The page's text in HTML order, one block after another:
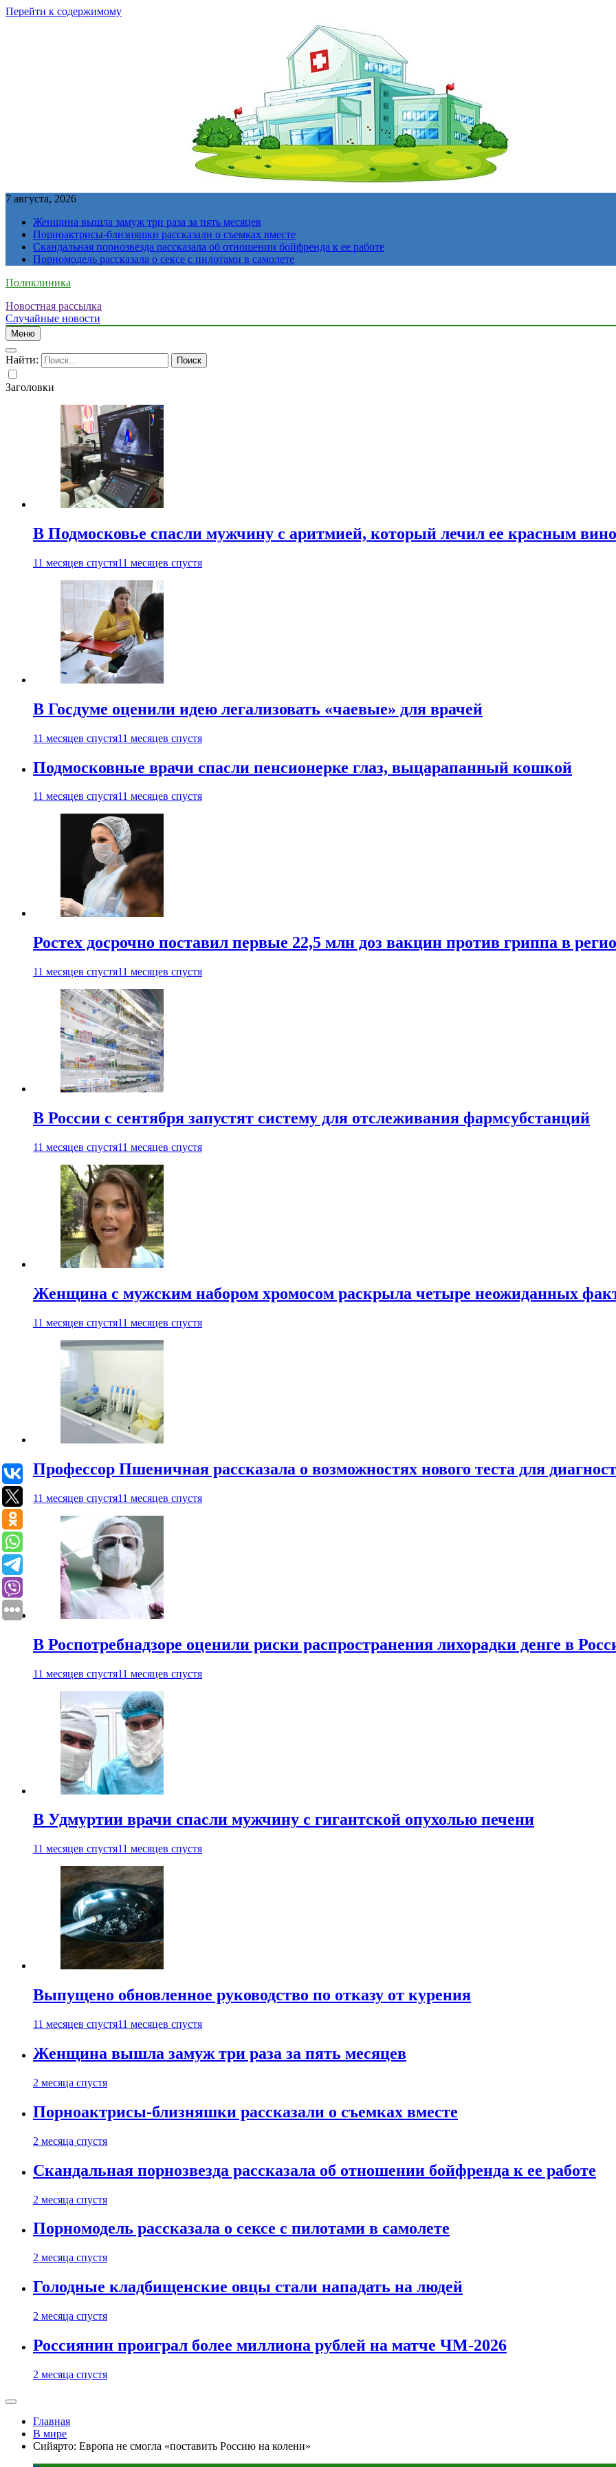
Перейти к содержимому
7 августа, 2026
Женщина вышла замуж три раза за пять месяцев
Порноактрисы-близняшки рассказали о съемках вместе
Скандальная порнозвезда рассказала об отношении бойфренда к ее работе
Порномодель рассказала о сексе с пилотами в самолете
Поликлиника
Новостная рассылка
Случайные новости
Меню
Найти:
Заголовки
В Подмосковье спасли мужчину с аритмией, который лечил ее красным
11 месяцев спустя11 месяцев спустя
В Госдуме оценили идею легализовать «чаевые» для врачей
11 месяцев спустя11 месяцев спустя
Подмосковные врачи спасли пенсионерке глаз, выцарапанный кошкой
11 месяцев спустя11 месяцев спустя
Ростех досрочно поставил первые 22,5 млн доз вакцин против гриппа в
11 месяцев спустя11 месяцев спустя
В России с сентября запустят систему для отслеживания фармсубстанций
11 месяцев спустя11 месяцев спустя
Женщина с мужским набором хромосом раскрыла четыре неожиданных
11 месяцев спустя11 месяцев спустя
Профессор Пшеничная рассказала о возможностях нового теста для
11 месяцев спустя11 месяцев спустя
В Роспотребнадзоре оценили риски распространения лихорадки денге в
11 месяцев спустя11 месяцев спустя
В Удмуртии врачи спасли мужчину с гигантской опухолью печени
11 месяцев спустя11 месяцев спустя
Выпущено обновленное руководство по отказу от курения
11 месяцев спустя11 месяцев спустя
Женщина вышла замуж три раза за пять месяцев
2 месяца спустя
Порноактрисы-близняшки рассказали о съемках вместе
2 месяца спустя
Скандальная порнозвезда рассказала об отношении бойфренда к ее работе
2 месяца спустя
Порномодель рассказала о сексе с пилотами в самолете
2 месяца спустя
Голодные кладбищенские овцы стали нападать на людей
2 месяца спустя
Россиянин проиграл более миллиона рублей на матче ЧМ-2026
2 месяца спустя
Главная
В мире
Сийярто: Европа не смогла «поставить Россию на колени»